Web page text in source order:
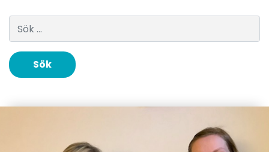
Sök efter: